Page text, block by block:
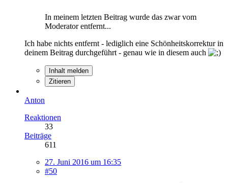
In meinem letzten Beitrag wurde das zwar vom
Moderator entfernt...
Ich habe nichts entfernt - lediglich eine Schönheitskorrektur in
deinem Beitrag durchgeführt - genau wie in diesem auch
Inhalt melden
Zitieren
Anton
Reaktionen
33
Beiträge
611
27. Juni 2016 um 16:35
#50